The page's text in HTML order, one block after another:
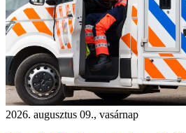
2026. augusztus 09., vasárnap